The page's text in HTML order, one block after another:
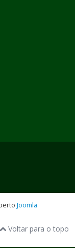
Joomla
Voltar para o topo